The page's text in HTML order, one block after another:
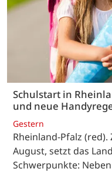
Schulstart in
und neue
Gestern
Rheinland-Pfalz
August, setzt das
Schwerpunkte: